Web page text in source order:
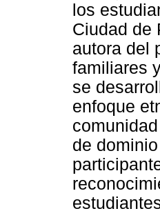
los
Ciudad de
autora del
familiares
se
enfoque
de